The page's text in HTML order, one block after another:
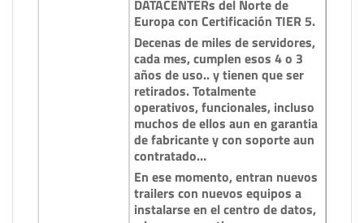
DATACENTERs del Norte de
Europa con Certificación TIER 5.
Decenas de miles de servidores,
cada mes, cumplen esos 4 o 3
años de uso.. y tienen que ser
retirados. Totalmente
operativos, funcionales, incluso
muchos de ellos aun en garantia
de fabricante y con soporte aun
contratado…
En ese momento, entran nuevos
trailers con nuevos equipos a
instalarse en el centro de datos,